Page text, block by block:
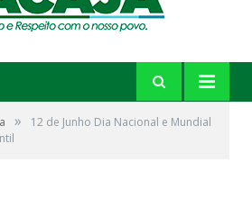
»
12 de Junho Dia Nacional e Mundial